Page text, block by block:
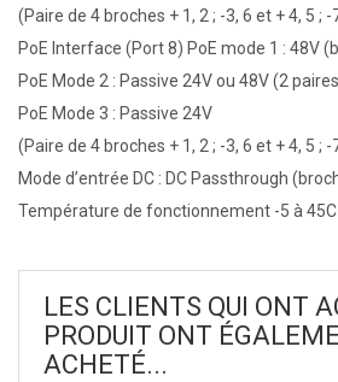
(Paire de 4 broches + 1, 2 ; -3, 6 et + 4, 5 ; -
PoE Interface (Port 8) PoE mode 1 : 48V
PoE Mode 2 : Passive 24V ou 48V (2
PoE Mode 3 : Passive 24V
(Paire de 4 broches + 1, 2 ; -3, 6 et + 4, 5 ; -
Mode d’entrée DC : DC Passthrough
Température de fonctionnement -5 à 45C
LES CLIENTS QUI ONT
PRODUIT ONT
ACHETÉ...